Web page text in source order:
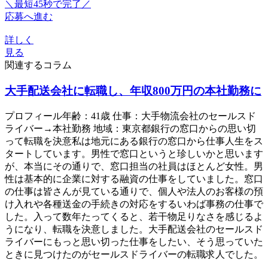
＼最短45秒で完了／
応募へ進む
詳しく
見る
関連するコラム
大手配送会社に転職し、年収800万円の本社勤務に
プロフィール年齢：41歳 仕事：大手物流会社のセールスド
ライバー→本社勤務 地域：東京都銀行の窓口からの思い切
って転職を決意私は地元にある銀行の窓口から仕事人生をス
タートしています。男性で窓口というと珍しいかと思います
が、本当にその通りで、窓口担当の社員はほとんど女性。男
性は基本的に企業に対する融資の仕事をしていました。窓口
の仕事は皆さんが見ている通りで、個人や法人のお客様の預
け入れや各種送金の手続きの対応をするいわば事務の仕事で
した。入って数年たってくると、若干物足りなさを感じるよ
うになり、転職を決意しました。大手配送会社のセールスド
ライバーにもっと思い切った仕事をしたい、そう思っていた
ときに見つけたのがセールスドライバーの転職求人でした。